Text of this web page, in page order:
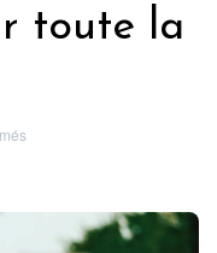
toute la
Camping